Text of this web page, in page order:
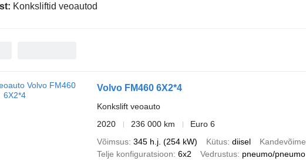
Konksliftid veoautod
Volvo FM460 6X2*4
Konkslift veoauto
2020
236 000 km
Euro 6
Võimsus 345 h.j. (254 kW) Kütus diisel Kandevõime
Telje konfiguratsioon 6x2 Vedrustus pneumo/pneumo